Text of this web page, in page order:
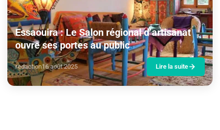
Essaouira : Le Salon régional d’artisanat
ouvre ses portes au public
redaction16 août 2025 Lire la suite